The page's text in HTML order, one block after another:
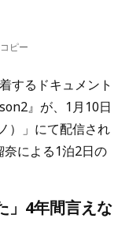
ピー
するドキュメント
』が、1月10日
）」にて配信され
による1泊2日の
」4年間言えな